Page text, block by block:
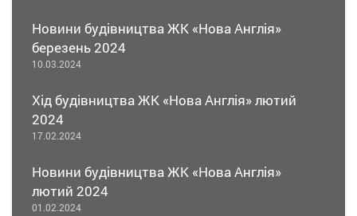
Новини будівництва ЖК «Нова Англія»
березень 2024
10.03.2024
Хід будівництва ЖК «Нова Англія» лютий
2024
17.02.2024
Новини будівництва ЖК «Нова Англія»
лютий 2024
01.02.2024